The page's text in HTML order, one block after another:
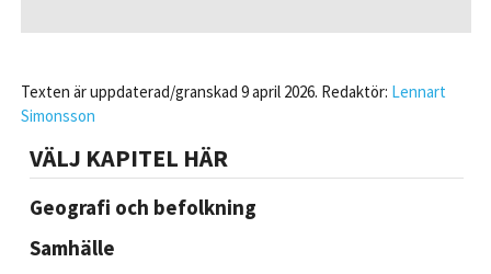
Texten är uppdaterad/granskad 9 april 2026. Redaktör: Lennart
Simonsson
VÄLJ KAPITEL HÄR
Geografi och befolkning
Samhälle